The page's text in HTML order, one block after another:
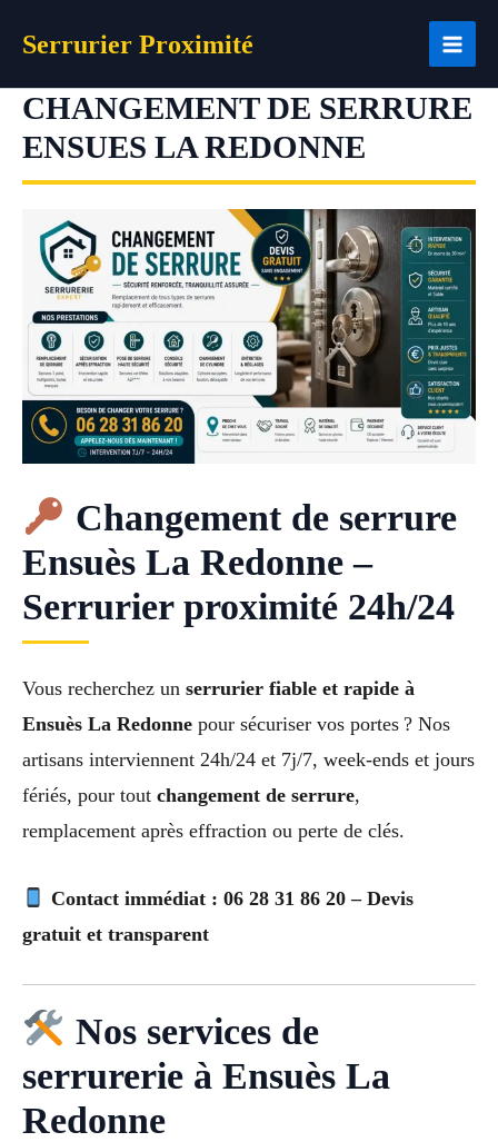
Serrurier Proximité
CHANGEMENT DE SERRURE
ENSUES LA REDONNE
Changement de serrure
Ensuès La Redonne –
Serrurier proximité 24h/24
Vous recherchez un serrurier fiable et rapide à
Ensuès La Redonne pour sécuriser vos portes ? Nos
artisans interviennent 24h/24 et 7j/7, week-ends et jours
fériés, pour tout changement de serrure,
remplacement après effraction ou perte de clés.
Contact immédiat : 06 28 31 86 20 – Devis
gratuit et transparent
Nos services de
serrurerie à Ensuès La
Redonne